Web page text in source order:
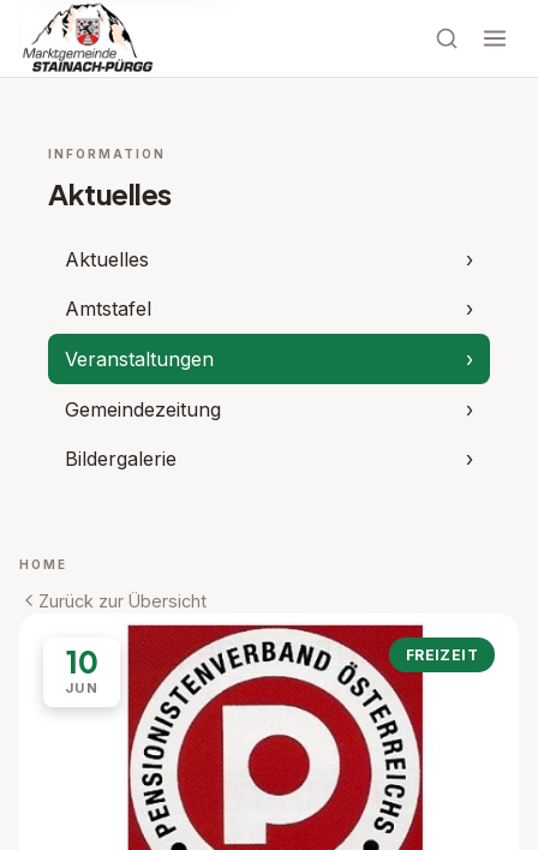
INFORMATION
Aktuelles
Aktuelles ›
Amtstafel ›
Veranstaltungen ›
Gemeindezeitung ›
Bildergalerie ›
HOME
Zurück zur Übersicht
10
JUN
FREIZEIT